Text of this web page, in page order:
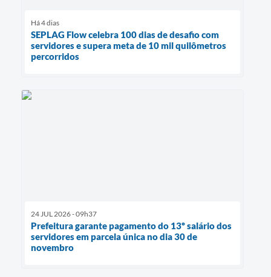
Há 4 dias
SEPLAG Flow celebra 100 dias de desafio com
servidores e supera meta de 10 mil quilômetros
percorridos
24 JUL 2026 - 09h37
Prefeitura garante pagamento do 13º salário dos
servidores em parcela única no dia 30 de
novembro